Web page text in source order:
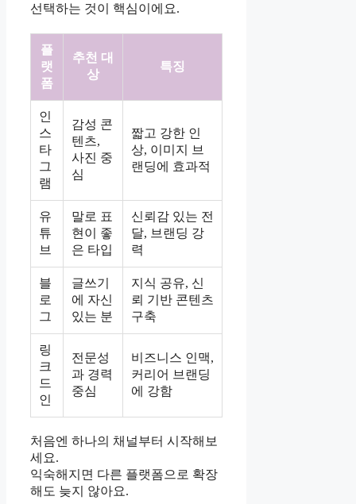
선택하는 것이 핵심이에요.
플
랫
폼
추천 대
상
특징
인
스
타
그
램
감성 콘
텐츠,
사진 중
심
짧고 강한 인
상, 이미지 브
랜딩에 효과적
유
튜
브
말로 표
현이 좋
은 타입
신뢰감 있는 전
달, 브랜딩 강
력
블
로
그
글쓰기
에 자신
있는 분
지식 공유, 신
뢰 기반 콘텐츠
구축
링
크
드
인
전문성
과 경력
중심
비즈니스 인맥,
커리어 브랜딩
에 강함
처음엔 하나의 채널부터 시작해보
세요.
익숙해지면 다른 플랫폼으로 확장
해도 늦지 않아요.